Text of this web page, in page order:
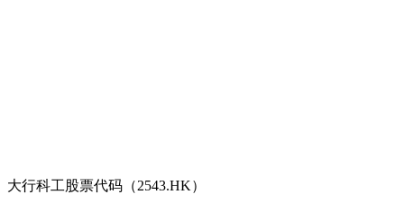
大行科工股票代码（2543.HK）